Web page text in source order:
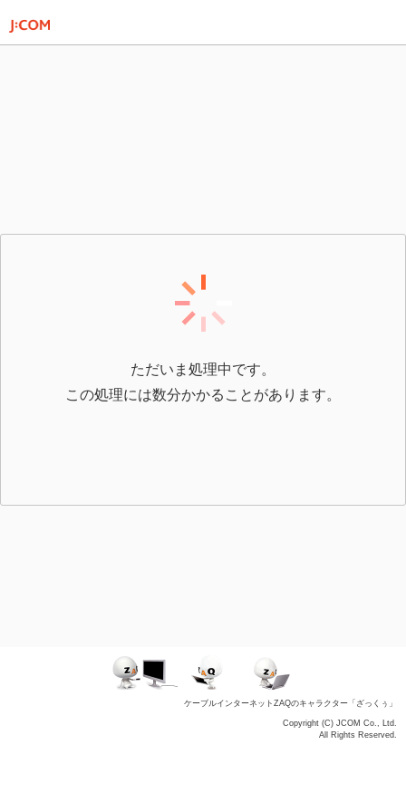
ケーブルインターネットZAQのキャラクター「ざっくぅ」
Copyright (C) JCOM Co., Ltd.
All Rights Reserved.
ただいま処理中です。
この処理には数分かかることがあります。